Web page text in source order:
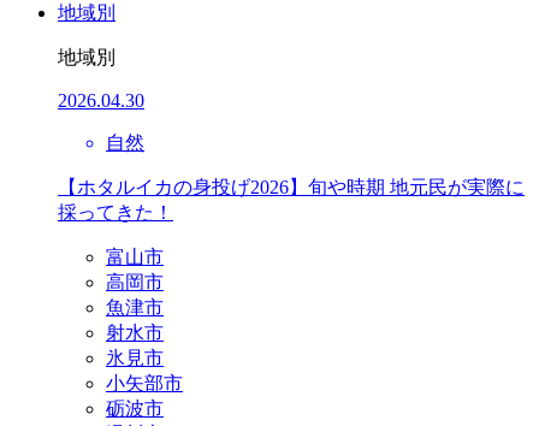
地域別
地域別
2026.04.30
自然
【ホタルイカの身投げ2026】旬や時期 地元民が実際に
採ってきた！
富山市
高岡市
魚津市
射水市
氷見市
小矢部市
砺波市